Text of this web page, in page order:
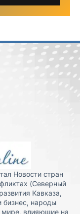
Новости стран
(Северный
Кавказа,
бизнес, народы
мире, влияющие на